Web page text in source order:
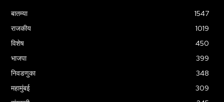
बातम्या
1547
राजकीय
1019
विशेष
450
भाजपा
399
निवडणुका
348
महामुंबई
309